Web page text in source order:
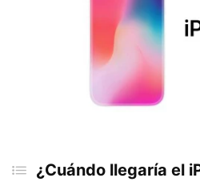
¿Cuándo llegaría el